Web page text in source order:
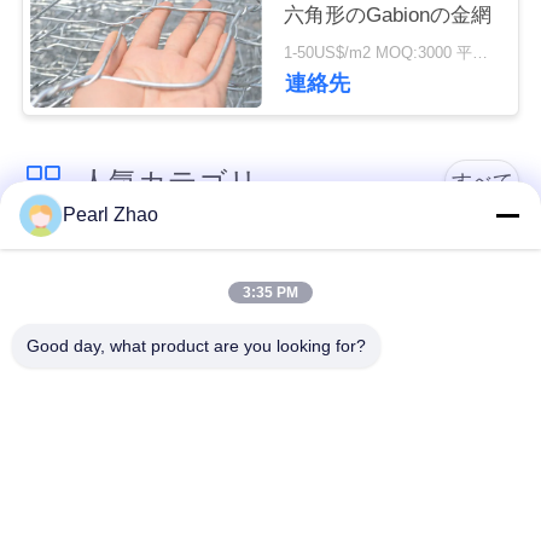
管
理
連
絡
く
さ
六角形のGabionの金網
1-50US$/m2 MOQ:3000 平方メートル
連絡先
人気カテゴリ すべて
ュ
Pearl Zhao
3:35 PM
Good day, what product are you looking for?